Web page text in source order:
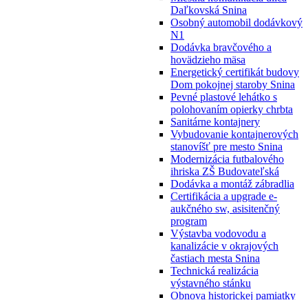
Daľkovská Snina
Osobný automobil dodávkový
N1
Dodávka bravčového a
hovädzieho mäsa
Energetický certifikát budovy
Dom pokojnej staroby Snina
Pevné plastové lehátko s
polohovaním opierky chrbta
Sanitárne kontajnery
Vybudovanie kontajnerových
stanovíšť pre mesto Snina
Modernizácia futbalového
ihriska ZŠ Budovateľská
Dodávka a montáž zábradlia
Certifikácia a upgrade e-
aukčného sw, asisitenčný
program
Výstavba vodovodu a
kanalizácie v okrajových
častiach mesta Snina
Technická realizácia
výstavného stánku
Obnova historickej pamiatky